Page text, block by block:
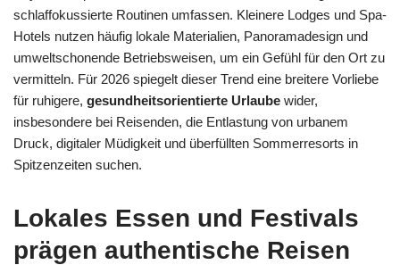
schlaffokussierte Routinen umfassen. Kleinere Lodges und Spa-
Hotels nutzen häufig lokale Materialien, Panoramadesign und
umweltschonende Betriebsweisen, um ein Gefühl für den Ort zu
vermitteln. Für 2026 spiegelt dieser Trend eine breitere Vorliebe
für ruhigere, gesundheitsorientierte Urlaube wider,
insbesondere bei Reisenden, die Entlastung von urbanem
Druck, digitaler Müdigkeit und überfüllten Sommerresorts in
Spitzenzeiten suchen.
Lokales Essen und Festivals
prägen authentische Reisen